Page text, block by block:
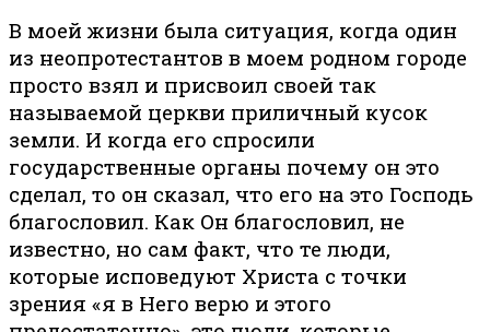
В моей жизни была ситуация, когда один
из неопротестантов в моем родном городе
просто взял и присвоил своей так
называемой церкви приличный кусок
земли. И когда его спросили
государственные органы почему он это
сделал, то он сказал, что его на это Господь
благословил. Как Он благословил, не
известно, но сам факт, что те люди,
которые исповедуют Христа с точки
зрения «я в Него верю и этого